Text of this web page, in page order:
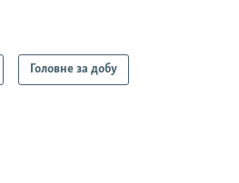
Головне за добу